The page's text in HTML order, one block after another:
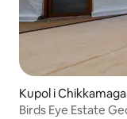
Kupol i
Birds Eye Estate